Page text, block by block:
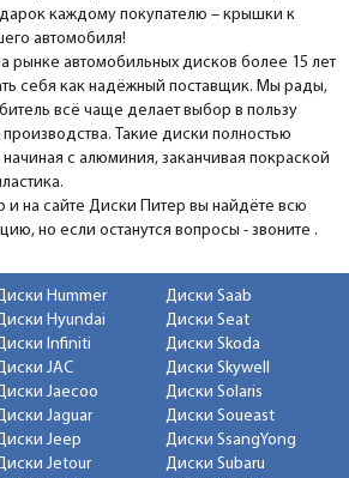
каждому покупателю – крышки к
автомобиля!
рынке автомобильных дисков более 15 лет
себя как надёжный поставщик. Мы рады,
всё чаще делает выбор в пользу
Такие диски полностью
с алюминия, заканчивая покраской
и на сайте Диски Питер вы найдёте всю
но если останутся вопросы - звоните .
Hummer
Hyundai
Infiniti
JAC
Jaecoo
Jaguar
Jeep
Jetour
Диски Saab
Диски Seat
Диски Skoda
Диски Skywell
Диски Solaris
Диски Soueast
Диски SsangYong
Диски Subaru